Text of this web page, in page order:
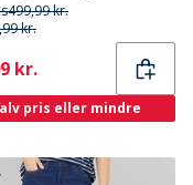
499,99 kr.
kr.
kr.
pris eller mindre